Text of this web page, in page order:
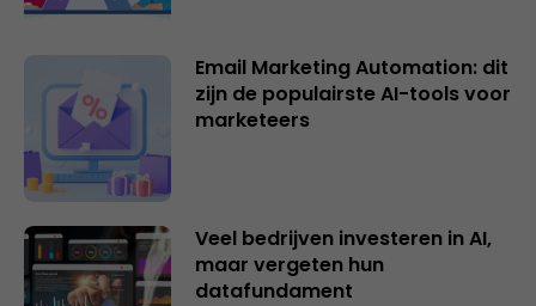
Email Marketing Automation: dit
zijn de populairste AI-tools voor
marketeers
Veel bedrijven investeren in AI,
maar vergeten hun
datafundament